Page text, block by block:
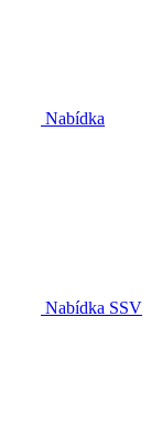
Nabídka
Nabídka SSV